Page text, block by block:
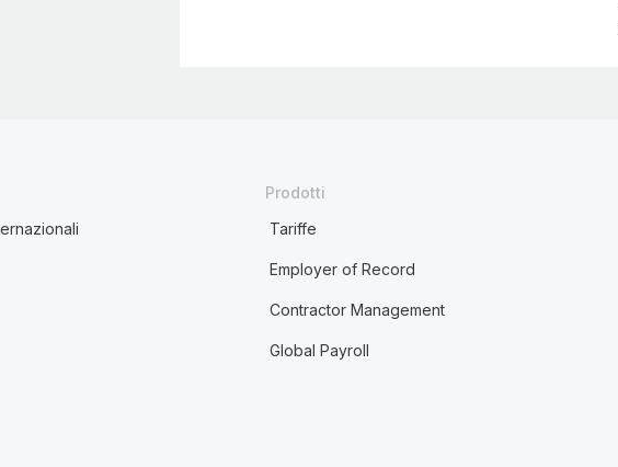
Prodotti
Tariffe
Employer of Record
Contractor Management
Global Payroll